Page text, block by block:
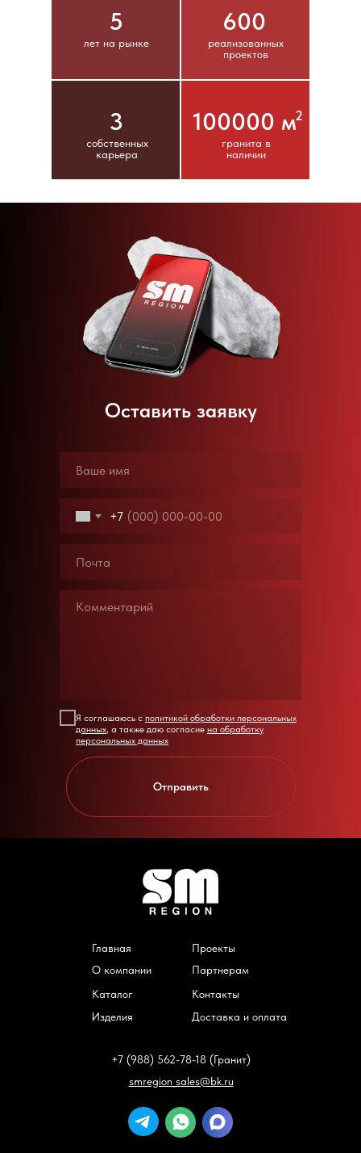
5 600
3 2
100000 м
лет на рынке
реализованных
проектов
собственных
карьера
гранита в
наличии
Оставить заявку
+7
Я соглашаюсь с политикой обработки персональных
данных, а также даю согласие на обработку
персональных данных
Отправить
Главная
О компании
Каталог
Изделия
Контакты
Партнерам
Проекты
Доставка и оплата
+7 (988) 562-78-18 (Гранит)
smregion_sales@bk.ru